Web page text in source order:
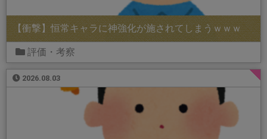
【衝撃】恒常キャラに神強化が施されてしまうｗｗｗ
評価・考察
2026.08.03